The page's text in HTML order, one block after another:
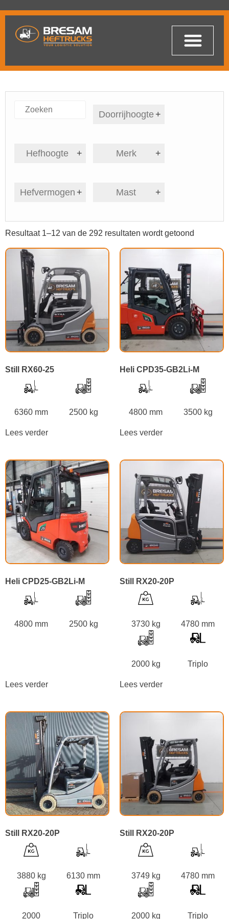
Doorrijhoogte +
Hefhoogte + Merk +
Hefvermogen + Mast +
Resultaat 1–12 van de 292 resultaten wordt getoond
Still RX60-25
6360 mm 2500 kg
Lees verder
Heli CPD35-GB2Li-M
4800 mm 3500 kg
Lees verder
Heli CPD25-GB2Li-M
4800 mm 2500 kg
Lees verder
Still RX20-20P
3730 kg 4780 mm
2000 kg Triplo
Lees verder
Still RX20-20P
3880 kg 6130 mm
2000 Triplo
Still RX20-20P
3749 kg 4780 mm
2000 kg Triplo